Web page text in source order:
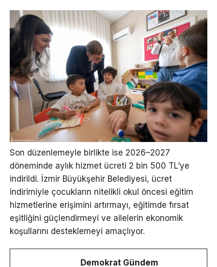
Son düzenlemeyle birlikte ise 2026–2027
döneminde aylık hizmet ücreti 2 bin 500 TL’ye
indirildi. İzmir Büyükşehir Belediyesi, ücret
indirimiyle çocukların nitelikli okul öncesi eğitim
hizmetlerine erişimini artırmayı, eğitimde fırsat
eşitliğini güçlendirmeyi ve ailelerin ekonomik
koşullarını desteklemeyi amaçlıyor.
Demokrat Gündem